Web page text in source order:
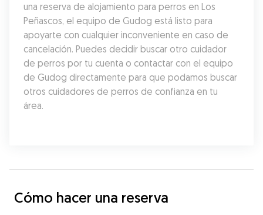
una reserva de alojamiento para perros en Los
Peñascos, el equipo de Gudog está listo para
apoyarte con cualquier inconveniente en caso de
cancelación. Puedes decidir buscar otro cuidador
de perros por tu cuenta o contactar con el equipo
de Gudog directamente para que podamos buscar
otros cuidadores de perros de confianza en tu
área.
Cómo hacer una reserva